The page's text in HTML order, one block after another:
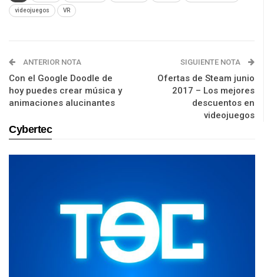
videojuegos VR
ANTERIOR NOTA
Con el Google Doodle de
hoy puedes crear música y
animaciones alucinantes
SIGUIENTE NOTA
Ofertas de Steam junio
2017 – Los mejores
descuentos en
videojuegos
Cybertec